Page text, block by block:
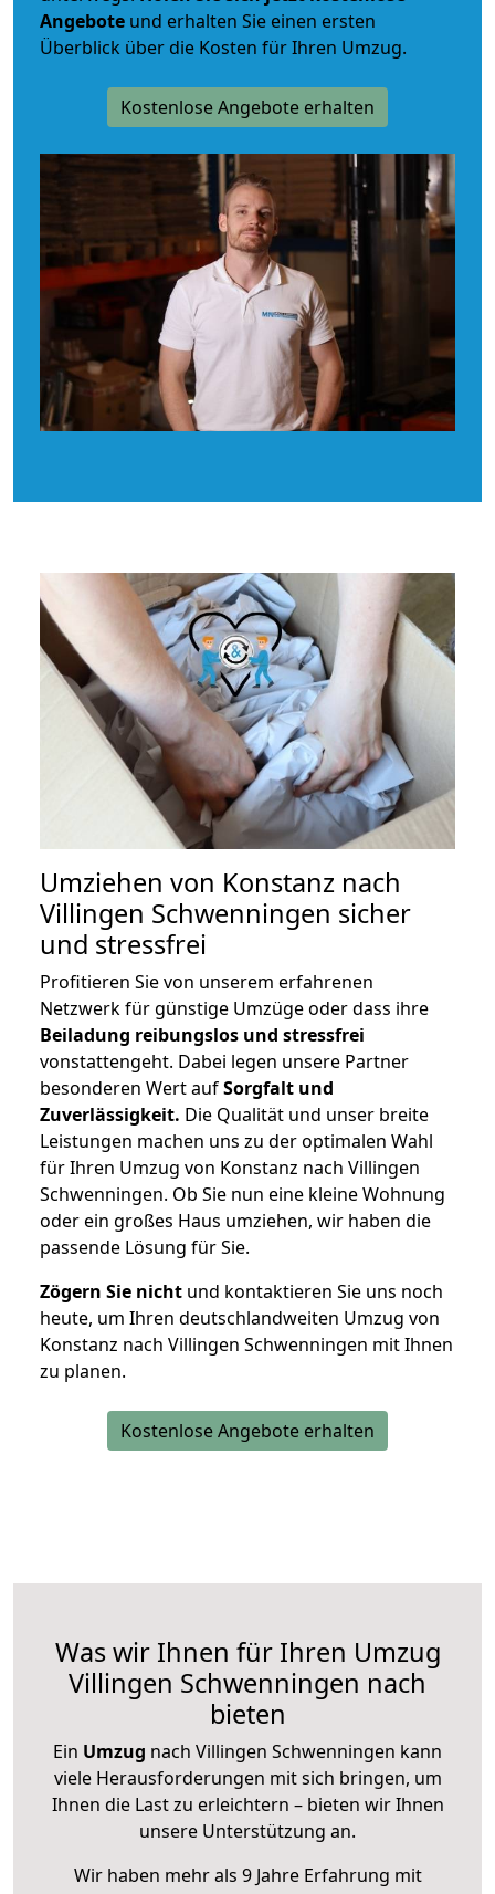
Angebote und erhalten Sie einen ersten
Überblick über die Kosten für Ihren Umzug.
Kostenlose Angebote erhalten
Umziehen von Konstanz nach
Villingen Schwenningen sicher
und stressfrei
Profitieren Sie von unserem erfahrenen
Netzwerk für günstige Umzüge oder dass ihre
Beiladung reibungslos und stressfrei
vonstattengeht. Dabei legen unsere Partner
besonderen Wert aufSorgfalt und
Zuverlässigkeit. Die Qualität und unser breite
Leistungen machen uns zu der optimalen Wahl
für Ihren Umzug von Konstanz nach Villingen
Schwenningen. Ob Sie nun eine kleine Wohnung
oder ein großes Haus umziehen, wir haben die
passende Lösung für Sie.
Zögern Sie nicht und kontaktieren Sie uns noch
heute, um Ihren deutschlandweiten Umzug von
Konstanz nach Villingen Schwenningen mit Ihnen
zu planen.
Kostenlose Angebote erhalten
Was wir Ihnen für Ihren Umzug
Villingen Schwenningen nach
bieten
Ein Umzug nach Villingen Schwenningen kann
viele Herausforderungen mit sich bringen, um
Ihnen die Last zu erleichtern – bieten wir Ihnen
unsere Unterstützung an.
Wir haben mehr als 9 Jahre Erfahrung mit